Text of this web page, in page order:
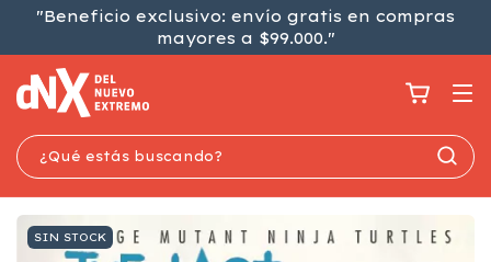
"Beneficio exclusivo: envío gratis en compras
mayores a $99.000."
SIN STOCK